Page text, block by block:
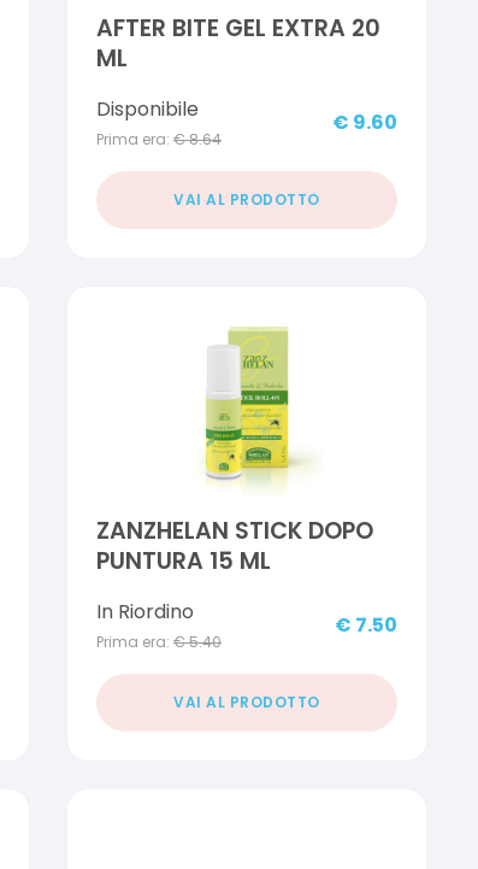
AFTER BITE GEL EXTRA 20
ML
Disponibile
Prima era: €8.64
€ 9.60
VAI AL PRODOTTO
ZANZHELAN STICK DOPO
PUNTURA 15 ML
In Riordino
Prima era: €5.40
€ 7.50
VAI AL PRODOTTO